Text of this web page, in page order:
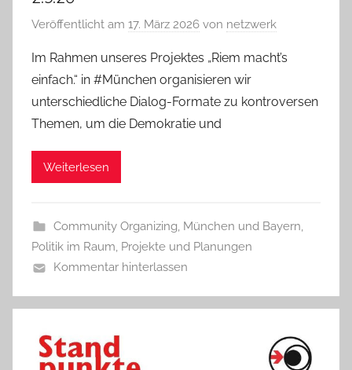
Veröffentlicht am 17. März 2026 von netzwerk
Im Rahmen unseres Projektes „Riem macht’s
einfach.“ in #München organisieren wir
unterschiedliche Dialog-Formate zu kontroversen
Themen, um die Demokratie und
Weiterlesen
Community Organizing, München und Bayern,
Politik im Raum, Projekte und Planungen
Kommentar hinterlassen